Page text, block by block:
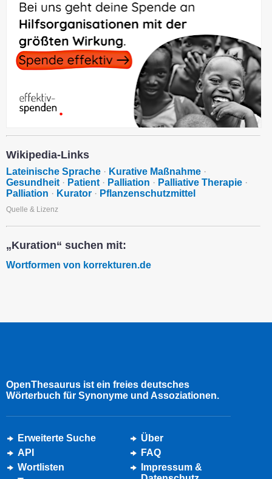
Wikipedia-Links
Lateinische Sprache · Kurative Maßnahme ·
Gesundheit · Patient · Palliation · Palliative Therapie ·
Palliation · Kurator · Pflanzenschutzmittel
Quelle & Lizenz
„Kuration“ suchen mit:
Wortformen von korrekturen.de
OpenThesaurus ist ein freies deutsches
Wörterbuch für Synonyme und Assoziationen.
Erweiterte Suche
API
Wortlisten
Über
FAQ
Impressum &